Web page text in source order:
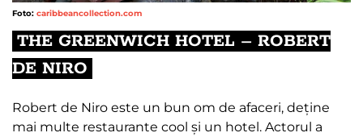
Foto: caribbeancollection.com
THE GREENWICH HOTEL – ROBERT
DE NIRO
Robert de Niro este un bun om de afaceri, deține
mai multe restaurante cool și un hotel. Actorul a